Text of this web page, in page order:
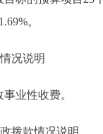
。
况说明
业性收费。
拨款情况说明